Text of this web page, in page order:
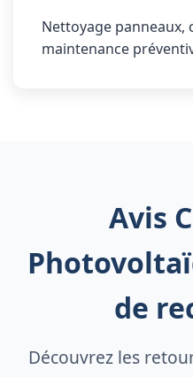
Nettoyage
maintenance
Avis
de
Découvrez les